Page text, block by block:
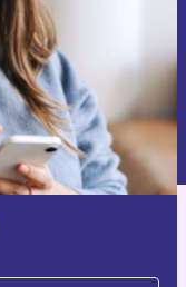
znajdują się w